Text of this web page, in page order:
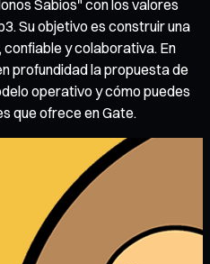
Sabios" con los valores
Su objetivo es construir una
y colaborativa. En
profundidad la propuesta de
operativo y cómo puedes
que ofrece en Gate.